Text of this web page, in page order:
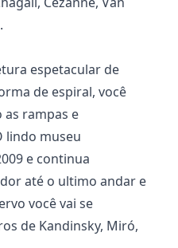
espetacular de
de espiral, você
as rampas e
lindo museu
e continua
até o ultimo andar e
você vai se
de Kandinsky, Miró,